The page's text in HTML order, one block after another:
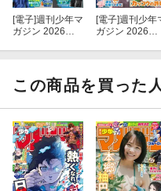
[電子]週刊少年マ
ガジン 2026年3
[電子]週刊少年
ガジン 2026年3
この商品を買った